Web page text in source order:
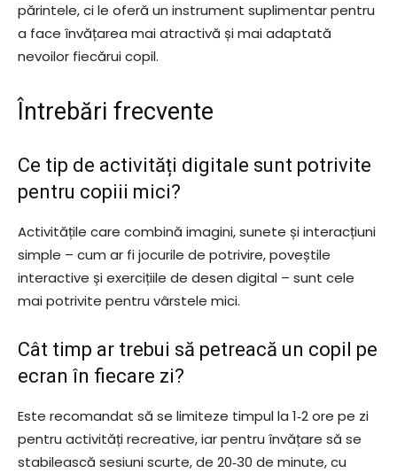
părintele, ci le oferă un instrument suplimentar pentru
a face învățarea mai atractivă și mai adaptată
nevoilor fiecărui copil.
Întrebări frecvente
Ce tip de activități digitale sunt potrivite
pentru copiii mici?
Activitățile care combină imagini, sunete și interacțiuni
simple – cum ar fi jocurile de potrivire, poveștile
interactive și exercițiile de desen digital – sunt cele
mai potrivite pentru vârstele mici.
Cât timp ar trebui să petreacă un copil pe
ecran în fiecare zi?
Este recomandat să se limiteze timpul la 1‑2 ore pe zi
pentru activități recreative, iar pentru învățare să se
stabilească sesiuni scurte, de 20‑30 de minute, cu